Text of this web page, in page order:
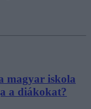
magyar iskola
a diákokat?